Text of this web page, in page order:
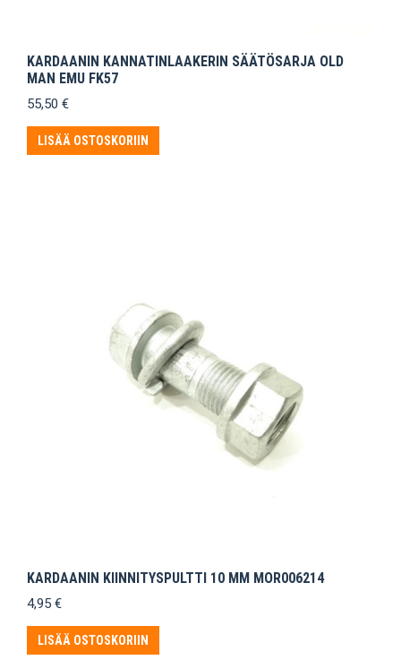
KARDAANIN KANNATINLAAKERIN SÄÄTÖSARJA OLD
MAN EMU FK57
55,50 €
LISÄÄ OSTOSKORIIN
KARDAANIN KIINNITYSPULTTI 10 MM MOR006214
4,95 €
LISÄÄ OSTOSKORIIN